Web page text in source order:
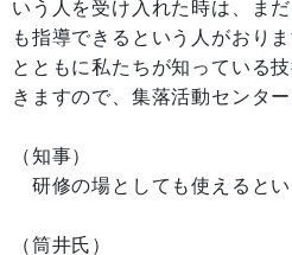
いう人を受け入れた時は、ま
も指導できるという人がおり
とともに私たちが知っている
きますので、集落活動センタ
（知事）
研修の場としても使えるとい
（筒井氏）